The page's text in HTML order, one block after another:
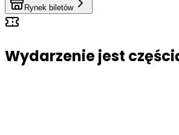
Rynek biletów
Wydarzenie jest